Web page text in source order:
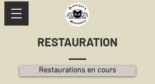
RESTAURATION
Restaurations en cours